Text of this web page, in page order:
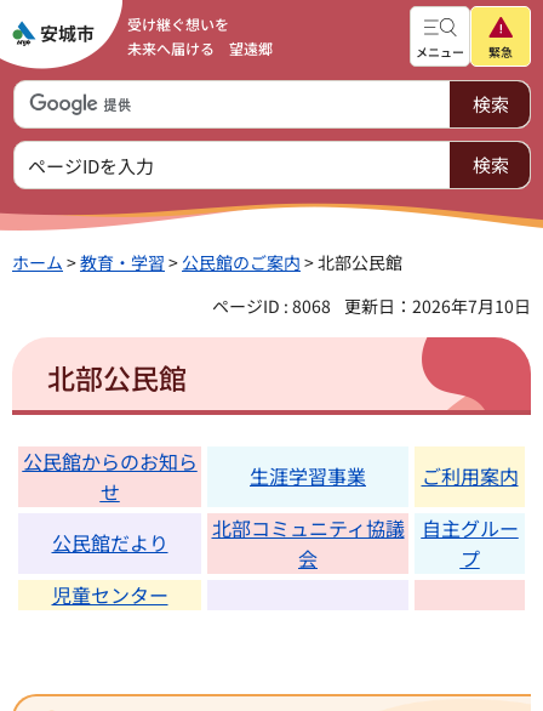
受け継ぐ想いを
未来へ届ける 望遠郷
メニュー 緊急
ホーム >教育・学習 > 公民館のご案内 > 北部公民館
ページID : 8068
更新日：2026年7月10日
北部公民館
公民館からのお知ら
せ
生涯学習事業 ご利用案内
公民館だより
北部コミュニティ協議
会
自主グルー
プ
児童センター